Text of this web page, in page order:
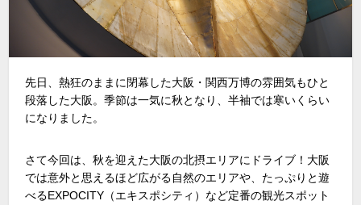
先日、熱狂のままに閉幕した大阪・関西万博の雰囲気もひと
段落した大阪。季節は一気に秋となり、半袖では寒いくらい
になりました。
さて今回は、秋を迎えた大阪の北摂エリアにドライブ！大阪
では意外と思えるほど広がる自然のエリアや、たっぷりと遊
べるEXPOCITY （エキスポシティ）など定番の観光スポット